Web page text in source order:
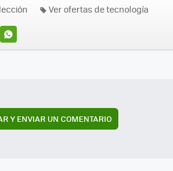
WHATSAPP
Ver ofertas de tecnología
Y ENVIAR UN COMENTARIO